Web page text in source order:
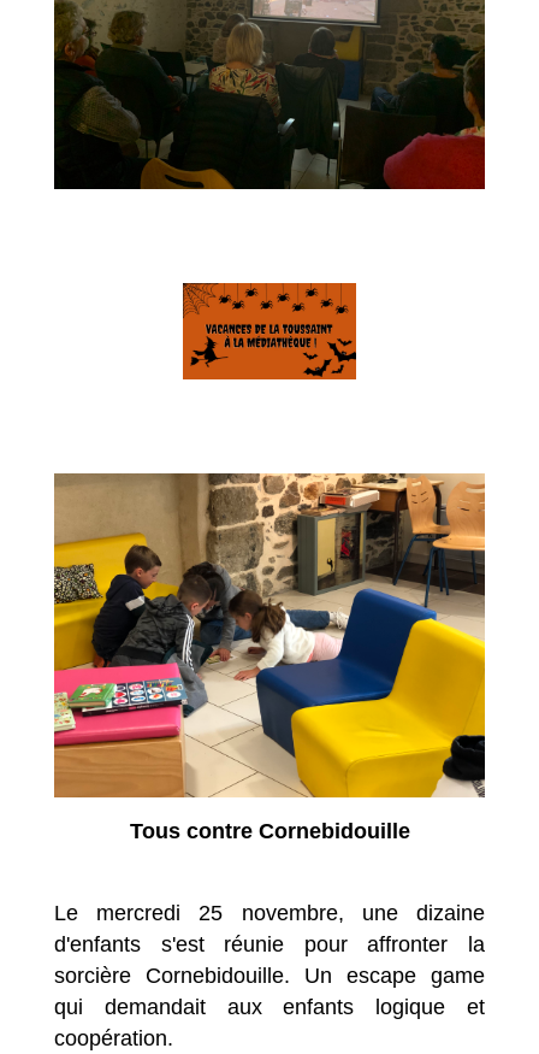
Tous contre Cornebidouille
Le mercredi 25 novembre, une dizaine
d'enfants s'est réunie pour affronter la
sorcière Cornebidouille. Un escape game
qui demandait aux enfants logique et
coopération.